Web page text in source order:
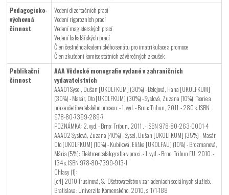
Pedagogicko-
výchovná
činnost
Vedení dizertačních prací
Vedení rigorozních prací
Vedení magisterských prací
Vedení bakalářských prací
Člen čestného akademického senátu pro imatrikulace a promoce
Člen zkušební komise státních závěrečných zkoušek
Publikační
činnost
AAA Vědecké monografie vydané v zahraničních
vydavatelstvích
AAA01 Sysel, Dušan [UKOLFKUM] (30%) - Belejová, Hana [UKOLFKUM]
(30%) - Masár, Oto [UKOLFKUM] (30%) - Syslová, Zuzana (10%): Teorie a
praxe ošetřovatelského procesu. - 1. vyd. - Brno: Tribun, 2011. - 280 s. ISBN
978-80-7399-289-7
POZNÁMKA: 2. vyd. - Brno: Tribun, 2011 . - ISBN 978-80-263-0001-4
AAA02 Syslová, Zuzana (40%) - Sysel, Dušan [UKOLFKUM] (35%) - Masár,
Oto [UKOLFKUM] (10%) - Kubíková, Eliška [UKOLFAU] (10%) - Brozmanová,
Mária (5%): Elektroencefalografia v praxi. - 1. vyd. - Brno: Tribun EU, 2010. -
134 s. ISBN 978-80-7399-913-1
Ohlasy (1):
[o4] 2010 Trusinová, S.: Ošetrovateľstvo v zariadeniach sociálnych služieb.
Bratislava: Univerzita Komenského, 2010, s. 171-188